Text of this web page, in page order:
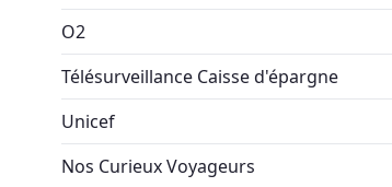
O2
Télésurveillance Caisse d'épargne
Unicef
Nos Curieux Voyageurs